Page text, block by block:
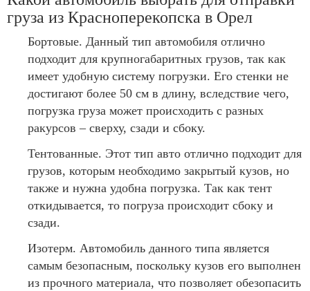
груза из Красноперекопска в Орел
Бортовые. Данный тип автомобиля отлично
подходит для крупногабаритных грузов, так как
имеет удобную систему погрузки. Его стенки не
достигают более 50 см в длину, вследствие чего,
погрузка груза может происходить с разных
ракурсов – сверху, сзади и сбоку.
Тентованные. Этот тип авто отлично подходит для
грузов, которым необходимо закрытый кузов, но
также и нужна удобна погрузка. Так как тент
откидывается, то погруза происходит сбоку и
сзади.
Изотерм. Автомобиль данного типа является
самым безопасным, поскольку кузов его выполнен
из прочного материала, что позволяет обезопасить